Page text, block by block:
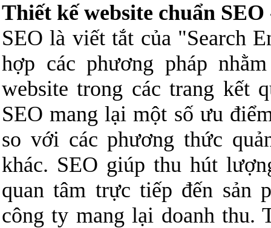
Thiết kế website chuẩn
SEO là viết tắt của "Search
hợp các phương pháp
website trong các trang kết
SEO mang lại một số ưu
so với các phương thức
khác. SEO giúp thu hút
quan tâm trực tiếp đến sản
công ty mang lại doanh thu.